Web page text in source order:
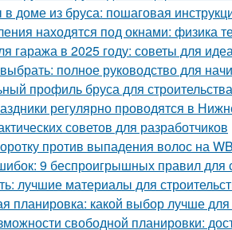
доме из бруса: пошаговая
находятся под окнами: физика
гаража в 2025 году: советы для
полное руководство для
профиль бруса для
регулярно проводятся в
советов для разработчиков
против выпадения волос на
9 беспроигрышных правил для
лучшие материалы для
планировка: какой выбор лучше
свободной планировки: